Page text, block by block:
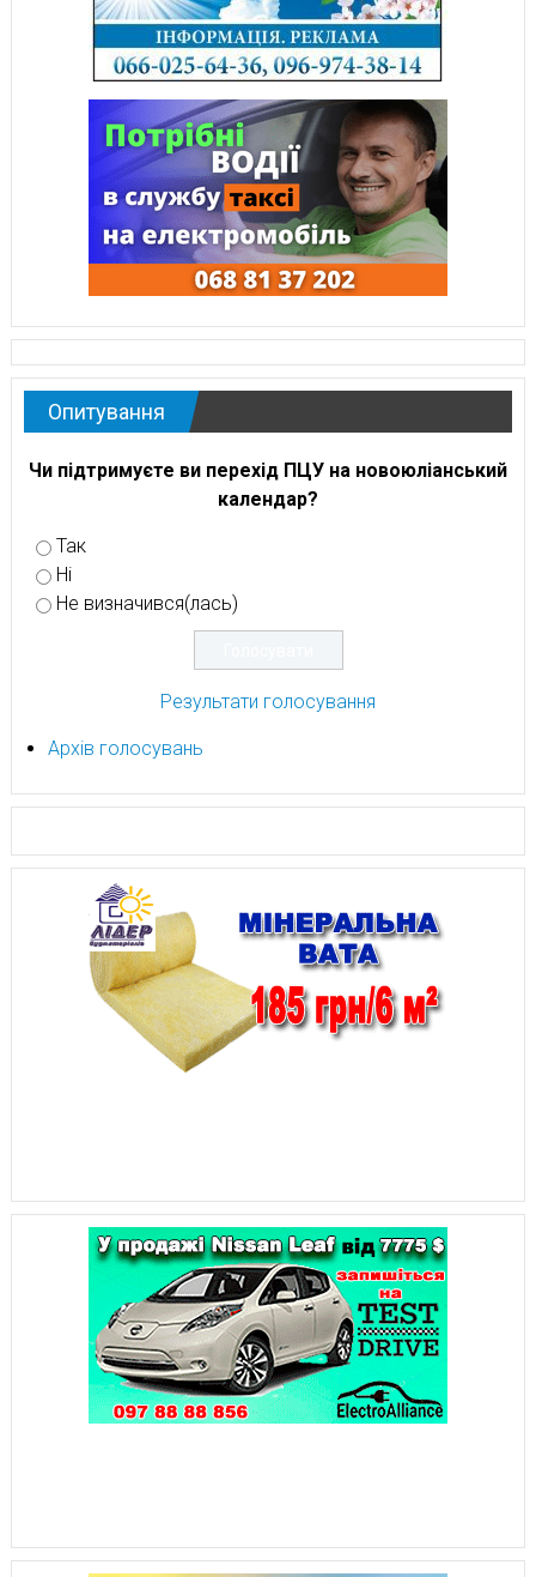
Опитування
Чи підтримуєте ви перехід ПЦУ на новоюліанський
календар?
Так
Ні
Не визначився(лась)
Результати голосування
Архів голосувань